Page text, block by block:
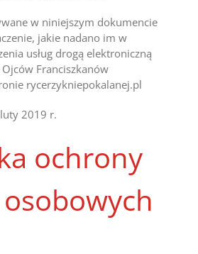
w niniejszym dokumencie
jakie nadano im w
usług drogą elektroniczną
Franciszkanów
rycerzykniepokalanej.pl
2019 r.
ochrony